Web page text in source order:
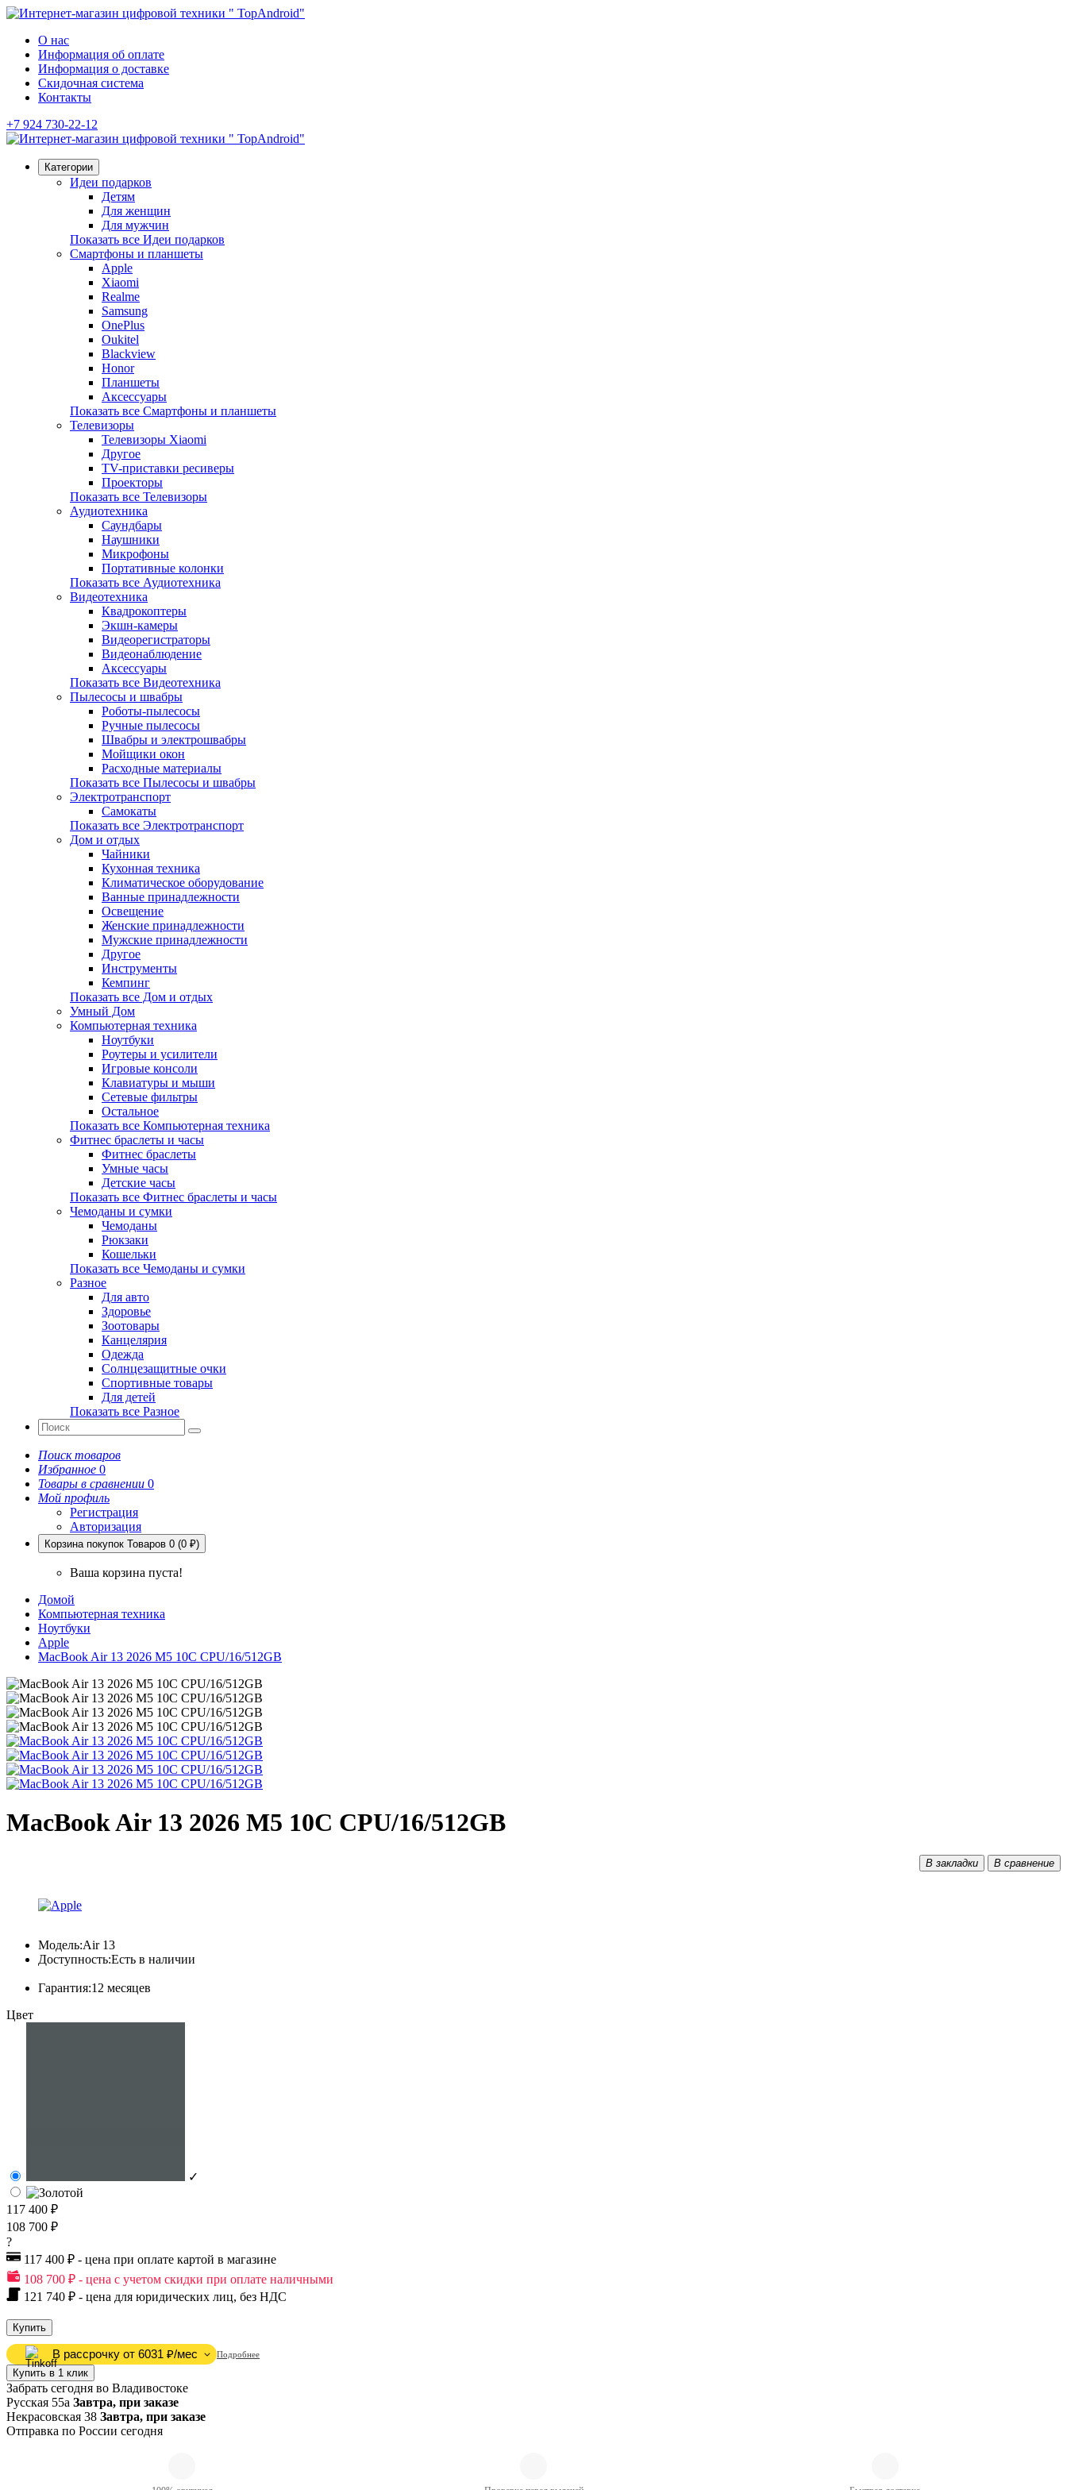
О нас
Информация об оплате
Информация о доставке
Скидочная система
Контакты
+7 924 730-22-12
Категории
Идеи подарков
Детям
Для женщин
Для мужчин
Показать все Идеи подарков
Смартфоны и планшеты
Apple
Xiaomi
Realme
Samsung
OnePlus
Oukitel
Blackview
Honor
Планшеты
Аксессуары
Показать все Смартфоны и планшеты
Телевизоры
Телевизоры Xiaomi
Другое
TV-приставки ресиверы
Проекторы
Показать все Телевизоры
Аудиотехника
Саундбары
Наушники
Микрофоны
Портативные колонки
Показать все Аудиотехника
Видеотехника
Квадрокоптеры
Экшн-камеры
Видеорегистраторы
Видеонаблюдение
Аксессуары
Показать все Видеотехника
Пылесосы и швабры
Роботы-пылесосы
Ручные пылесосы
Швабры и электрошвабры
Мойщики окон
Расходные материалы
Показать все Пылесосы и швабры
Электротранспорт
Самокаты
Показать все Электротранспорт
Дом и отдых
Чайники
Кухонная техника
Климатическое оборудование
Ванные принадлежности
Освещение
Женские принадлежности
Мужские принадлежности
Другое
Инструменты
Кемпинг
Показать все Дом и отдых
Умный Дом
Компьютерная техника
Ноутбуки
Роутеры и усилители
Игровые консоли
Клавиатуры и мыши
Сетевые фильтры
Остальное
Показать все Компьютерная техника
Фитнес браслеты и часы
Фитнес браслеты
Умные часы
Детские часы
Показать все Фитнес браслеты и часы
Чемоданы и сумки
Чемоданы
Рюкзаки
Кошельки
Показать все Чемоданы и сумки
Разное
Для авто
Здоровье
Зоотовары
Канцелярия
Одежда
Солнцезащитные очки
Спортивные товары
Для детей
Показать все Разное
Поиск товаров
Избранное 0
Товары в сравнении 0
Мой профиль
Регистрация
Авторизация
Корзина покупок Товаров 0 (0 ₽)
Ваша корзина пуста!
Домой
Компьютерная техника
Ноутбуки
Apple
MacBook Air 13 2026 M5 10C CPU/16/512GB
MacBook Air 13 2026 M5 10C CPU/16/512GB
В закладки В сравнение
Модель:Air 13
Доступность:Есть в наличии
Гарантия:12 месяцев
Цвет
✓
117 400 ₽
108 700 ₽
?
117 400 ₽ - цена при оплате картой в магазине
108 700 ₽ - цена с учетом скидки при оплате наличными
121 740 ₽ - цена для юридических лиц, без НДС
Купить
В рассрочку от 6031 ₽/мес Подробнее
Купить в 1 клик
Забрать сегодня во Владивостоке
Русская 55а Завтра, при заказе
Некрасовская 38 Завтра, при заказе
Отправка по России сегодня